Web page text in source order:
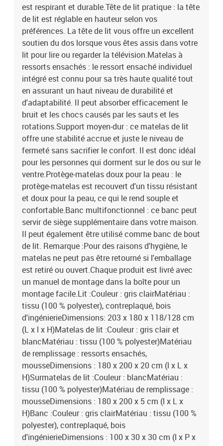
est respirant et durable.Tête de lit pratique : la tête
de lit est réglable en hauteur selon vos
préférences. La tête de lit vous offre un excellent
soutien du dos lorsque vous êtes assis dans votre
lit pour lire ou regarder la télévision.Matelas à
ressorts ensachés : le ressort ensaché individuel
intégré est connu pour sa très haute qualité tout
en assurant un haut niveau de durabilité et
d'adaptabilité. Il peut absorber efficacement le
bruit et les chocs causés par les sauts et les
rotations.Support moyen-dur : ce matelas de lit
offre une stabilité accrue et juste le niveau de
fermeté sans sacrifier le confort. Il est donc idéal
pour les personnes qui dorment sur le dos ou sur le
ventre.Protège-matelas doux pour la peau : le
protège-matelas est recouvert d'un tissu résistant
et doux pour la peau, ce qui le rend souple et
confortable.Banc multifonctionnel : ce banc peut
servir de siège supplémentaire dans votre maison.
Il peut également être utilisé comme banc de bout
de lit. Remarque :Pour des raisons d'hygiène, le
matelas ne peut pas être retourné si l'emballage
est retiré ou ouvert.Chaque produit est livré avec
un manuel de montage dans la boîte pour un
montage facile.Lit :Couleur : gris clairMatériau :
tissu (100 % polyester), contreplaqué, bois
d'ingénierieDimensions: 203 x 180 x 118/128 cm
(L x l x H)Matelas de lit :Couleur : gris clair et
blancMatériau : tissu (100 % polyester)Matériau
de remplissage : ressorts ensachés,
mousseDimensions : 180 x 200 x 20 cm (l x L x
H)Surmatelas de lit :Couleur : blancMatériau :
tissu (100 % polyester)Matériau de remplissage :
mousseDimensions : 180 x 200 x 5 cm (l x L x
H)Banc :Couleur : gris clairMatériau : tissu (100 %
polyester), contreplaqué, bois
d'ingénierieDimensions : 100 x 30 x 30 cm (l x P x